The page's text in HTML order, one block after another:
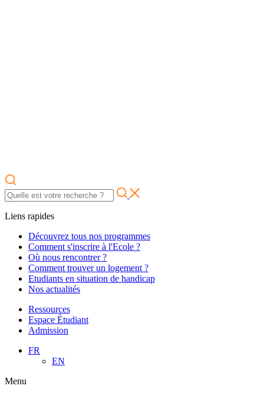
Liens rapides
Découvrez tous nos programmes
Comment s'inscrire à l'Ecole ?
Où nous rencontrer ?
Comment trouver un logement ?
Etudiants en situation de handicap
Nos actualités
Ressources
Espace Étudiant
Admission
FR
EN
Menu